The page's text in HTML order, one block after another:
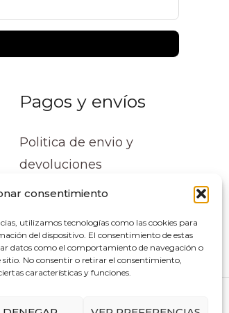
consentimiento
utilizamos tecnologías como las cookies para
del dispositivo. El consentimiento de estas
datos como el comportamiento de navegación o
sitio. No consentir o retirar el consentimiento,
características y funciones.
Pagos y envíos
Politica de envio y
devoluciones